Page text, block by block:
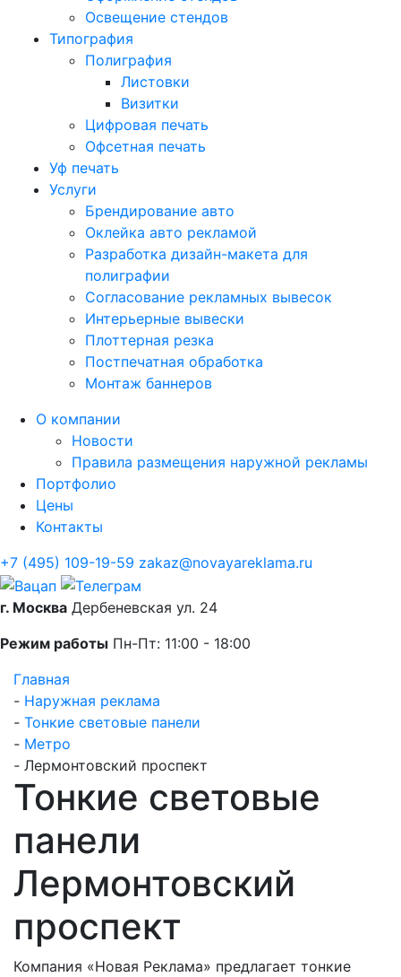
Освещение стендов
Типография
Полиграфия
Листовки
Визитки
Цифровая печать
Офсетная печать
Уф печать
Услуги
Брендирование авто
Оклейка авто рекламой
Разработка дизайн-макета для
полиграфии
Согласование рекламных вывесок
Интерьерные вывески
Плоттерная резка
Постпечатная обработка
Монтаж баннеров
О компании
Новости
Правила размещения наружной рекламы
Портфолио
Цены
Контакты
+7 (495) 109-19-59 zakaz@novayareklama.ru
г. Москва Дербеневская ул. 24
Режим работы Пн-Пт: 11:00 - 18:00
Главная
- Наружная реклама
- Тонкие световые панели
- Метро
- Лермонтовский проспект
Тонкие световые
панели
Лермонтовский
проспект
Компания «Новая Реклама» предлагает тонкие